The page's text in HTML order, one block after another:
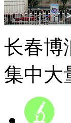
长春博
集中大